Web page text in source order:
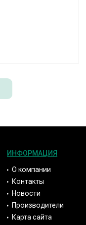
ИНФОРМАЦИЯ
О компании
Контакты
Новости
Производители
Карта сайта